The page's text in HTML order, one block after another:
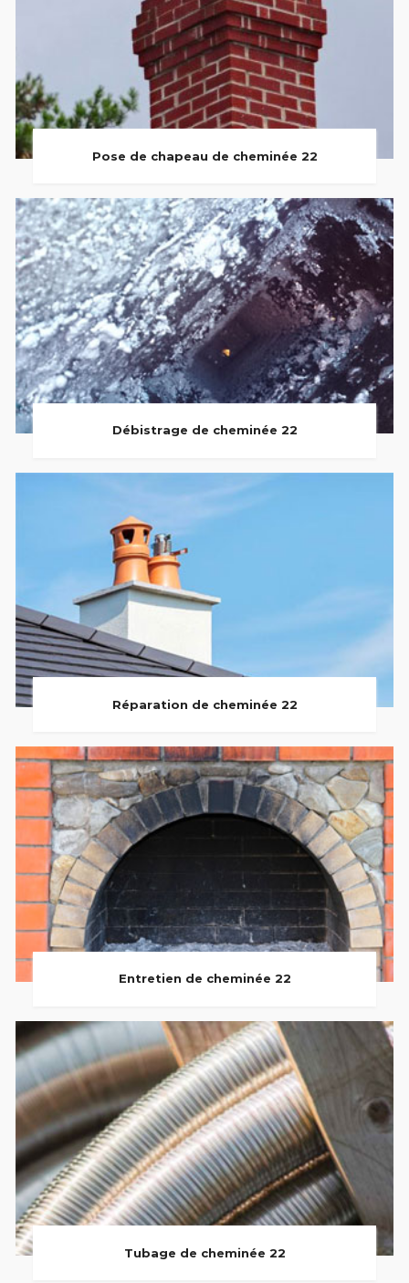
Pose de chapeau de cheminée 22
Débistrage de cheminée 22
Réparation de cheminée 22
Entretien de cheminée 22
Tubage de cheminée 22